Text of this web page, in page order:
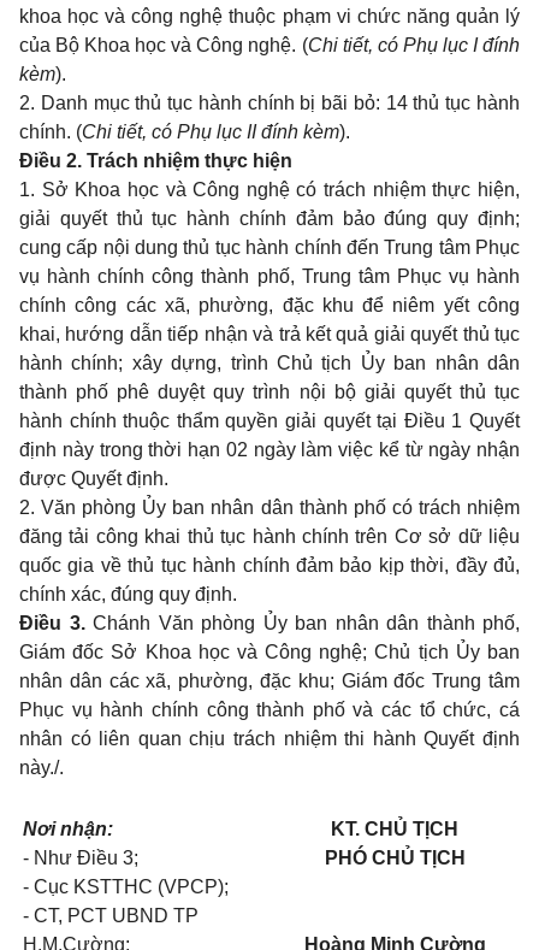
khoa học và công nghệ thuộc phạm vi chức năng quản lý
của Bộ Khoa học và Công nghệ. (Chi tiết, có Phụ lục I đính
kèm).
2. Danh mục thủ tục hành chính bị bãi bỏ: 14 thủ tục hành
chính. (Chi tiết, có Phụ lục II đính kèm).
Điều 2. Trách nhiệm thực hiện
1. Sở Khoa học và Công nghệ có trách nhiệm thực hiện,
giải quyết thủ tục hành chính đảm bảo đúng quy định;
cung cấp nội dung thủ tục hành chính đến Trung tâm Phục
vụ hành chính công thành phố, Trung tâm Phục vụ hành
chính công các xã, phường, đặc khu để niêm yết công
khai, hướng dẫn tiếp nhận và trả kết quả giải quyết thủ tục
hành chính; xây dựng, trình Chủ tịch Ủy ban nhân dân
thành phố phê duyệt quy trình nội bộ giải quyết thủ tục
hành chính thuộc thẩm quyền giải quyết tại Điều 1 Quyết
định này trong thời hạn 02 ngày làm việc kể từ ngày nhận
được Quyết định.
2. Văn phòng Ủy ban nhân dân thành phố có trách nhiệm
đăng tải công khai thủ tục hành chính trên Cơ sở dữ liệu
quốc gia về thủ tục hành chính đảm bảo kịp thời, đầy đủ,
chính xác, đúng quy định.
Điều 3. Chánh Văn phòng Ủy ban nhân dân thành phố,
Giám đốc Sở Khoa học và Công nghệ; Chủ tịch Ủy ban
nhân dân các xã, phường, đặc khu; Giám đốc Trung tâm
Phục vụ hành chính công thành phố và các tổ chức, cá
nhân có liên quan chịu trách nhiệm thi hành Quyết định
này./.
Nơi nhận:
- Như Điều 3;
- Cục KSTTHC (VPCP);
- CT, PCT UBND TP
H.M.Cường;
KT. CHỦ TỊCH
PHÓ CHỦ TỊCH
Hoàng Minh Cường